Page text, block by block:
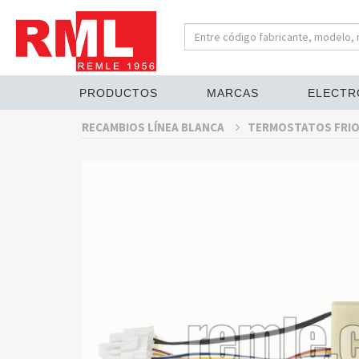
PRODUCTOS MARCAS
RECAMBIOS LÍNEA BLANCA TERMOSTATOS